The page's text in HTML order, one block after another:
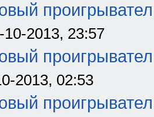
10-2013, 23:57
2013, 02:53